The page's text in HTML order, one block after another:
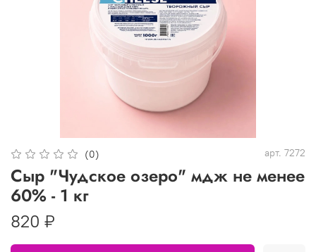
(0) арт. 7272
Сыр "Чудское озеро" мдж не менее
60% - 1 кг
820 ₽